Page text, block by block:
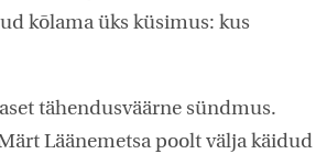
kõlama üks küsimus: kus
tähendusväärne sündmus.
Läänemetsa poolt välja käidud